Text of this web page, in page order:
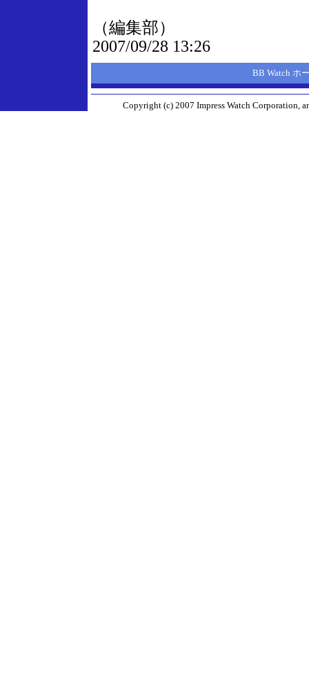
（編集部）
2007/09/28 13:26
BB Watch ホ
Copyright (c) 2007 Impress Watch Corporation,